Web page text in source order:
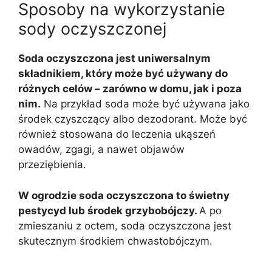
Sposoby na wykorzystanie
sody oczyszczonej
Soda oczyszczona jest uniwersalnym
składnikiem, który może być używany do
różnych celów – zarówno w domu, jak i poza
nim. Na przykład soda może być używana jako
środek czyszczący albo dezodorant. Może być
również stosowana do leczenia ukąszeń
owadów, zgagi, a nawet objawów
przeziębienia.
W ogrodzie soda oczyszczona to świetny
pestycyd lub środek grzybobójczy. A po
zmieszaniu z octem, soda oczyszczona jest
skutecznym środkiem chwastobójczym.